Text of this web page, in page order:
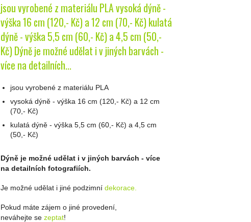
jsou vyrobené z materiálu PLA vysoká dýně -
výška 16 cm (120,- Kč) a 12 cm (70,- Kč) kulatá
dýně - výška 5,5 cm (60,- Kč) a 4,5 cm (50,-
Kč) Dýně je možné udělat i v jiných barvách -
více na detailních...
jsou vyrobené z materiálu PLA
vysoká dýně - výška 16 cm (120,- Kč) a 12 cm
(70,- Kč)
kulatá dýně - výška 5,5 cm (60,- Kč) a 4,5 cm
(50,- Kč)
Dýně je možné udělat i v jiných barvách - více
na detailních fotografiích.
Je možné udělat i jiné podzimní dekorace.
Pokud máte zájem o jiné provedení,
neváhejte se zeptat!